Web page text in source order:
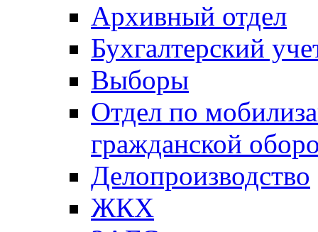
Архивный отдел
Бухгалтерский
Выборы
Отдел по
гражданской
Делопроизводство
ЖКХ